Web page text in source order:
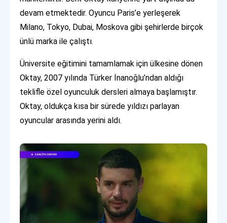
devam etmektedir. Oyuncu Paris’e yerleşerek
Milano, Tokyo, Dubai, Moskova gibi şehirlerde birçok
ünlü marka ile çalıştı.
Üniversite eğitimini tamamlamak için ülkesine dönen
Oktay, 2007 yılında Türker İnanoğlu’ndan aldığı
teklifle özel oyunculuk dersleri almaya başlamıştır.
Oktay, oldukça kısa bir sürede yıldızı parlayan
oyuncular arasında yerini aldı.